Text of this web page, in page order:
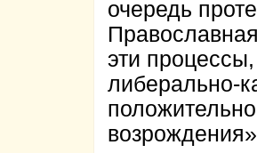
очередь
эти
либерально-